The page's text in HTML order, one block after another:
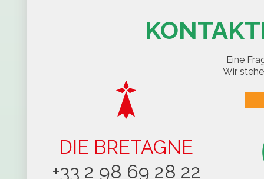
Eine
Wir
DIE BRETAGNE
+33 2 98 69 28 22